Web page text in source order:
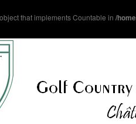
that implements Countable in /